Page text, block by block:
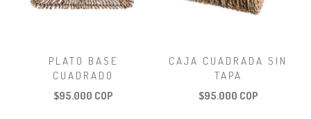
PLATO BASE
CUADRADO
$95.000 COP
CAJA CUADRADA SIN
TAPA
$95.000 COP